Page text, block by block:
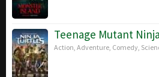
Teenage Mutant
Action Adventure Comedy